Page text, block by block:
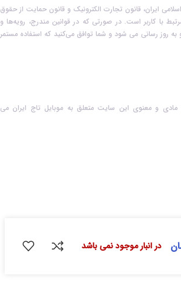
ایران، قانون تجارت الکترونیک و قانون حمایت از حقوق
با کاربر است. در صورتی که در قوانین مندرج، رویه‏‌ها و
روز رسانی می شود و شما توافق می‏‌کنید که استفاده مستمر
و معنوی این سایت متعلق به موبایل تاج ایران می
در انبار موجود نمی باشد